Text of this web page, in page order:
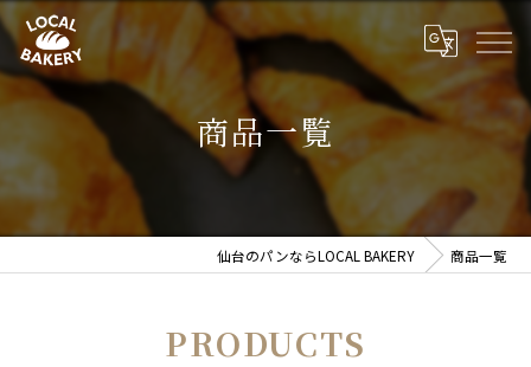
商品一覧
仙台のパンならLOCAL BAKERY 商品一覧
PRODUCTS